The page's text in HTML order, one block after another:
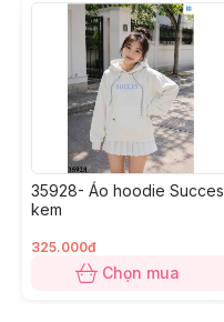
35928- Áo hoodie Succes
kem
325.000đ
Chọn mua